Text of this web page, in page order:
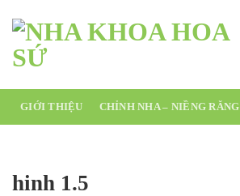
đến
nội
dung
GIỚI THIỆU CHỈNH NHA – NIỀNG RĂNG
hinh 1.5